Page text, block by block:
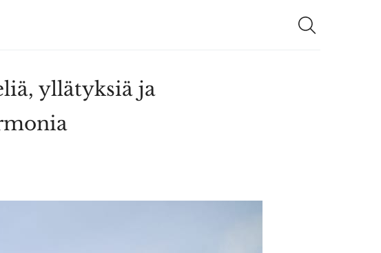
yllätyksiä ja